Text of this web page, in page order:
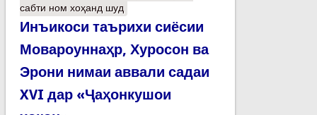
сабти ном хоҳанд шуд
Инъикоси таърихи сиёсии
Мовароуннаҳр, Хуросон ва
Эрони нимаи аввали садаи
XVI дар «Ҷаҳонкушои